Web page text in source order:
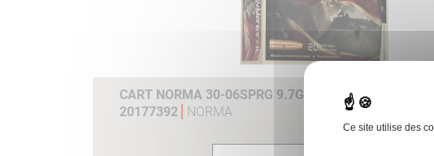
CART NORMA 30-06SPRG 9.7G 150GR WHITETAIL
20177392
NORMA
Ce site utilise des